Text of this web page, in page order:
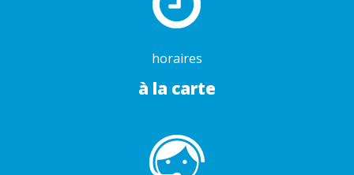
horaires
à la carte